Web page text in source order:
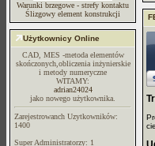
Warunki brzegowe - strefy kontaktu
Ślizgowy element konstrukcji
Użytkownicy Online
CAD, MES -metoda elementów
skończonych,obliczenia inżynierskie
i metody numeryczne
WITAMY:
adrian24024
jako nowego użytkownika.
Zarejestrowanch Uzytkowników:
1400
Super Administratorzy: 1